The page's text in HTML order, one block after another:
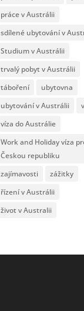
práce v Austrálii
sdílené ubytování v
Studium v Austrálii
trvalý pobyt v Austrálii
táboření
ubytovna
ubytování v Austrálii
víza do Austrálie
Work and Holiday víza
Českou republiku
zajímavosti
zážitky
řízení v Austrálii
život v Australii